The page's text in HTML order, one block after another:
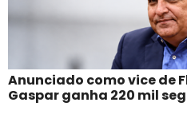
Anunciado como vice de
Gaspar ganha 220 mil